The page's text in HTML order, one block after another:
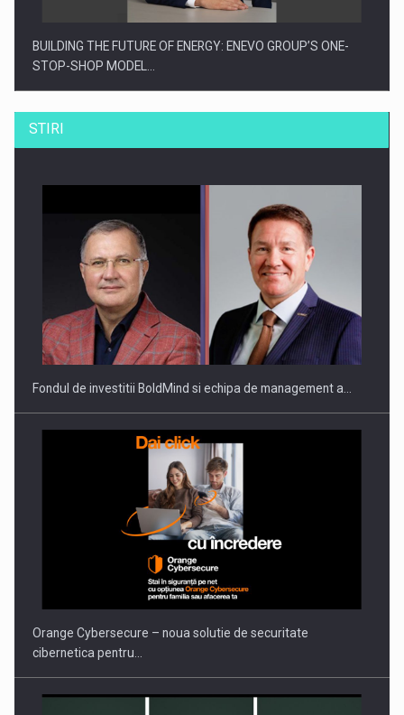
BUILDING THE FUTURE OF ENERGY: ENEVO GROUP’S ONE-
STOP-SHOP MODEL…
ROOTED IN ROMANIA, BUILT TO DELIVER TECHNOLOGY FOR
THE…
PUTTING ROMANIAN CORPORATE COMPANIES ON THE
INTERNATIONAL BUSINESS SCENE
STIRI
Fondul de investitii BoldMind si echipa de management a…
Orange Cybersecure – noua solutie de securitate
cibernetica pentru…